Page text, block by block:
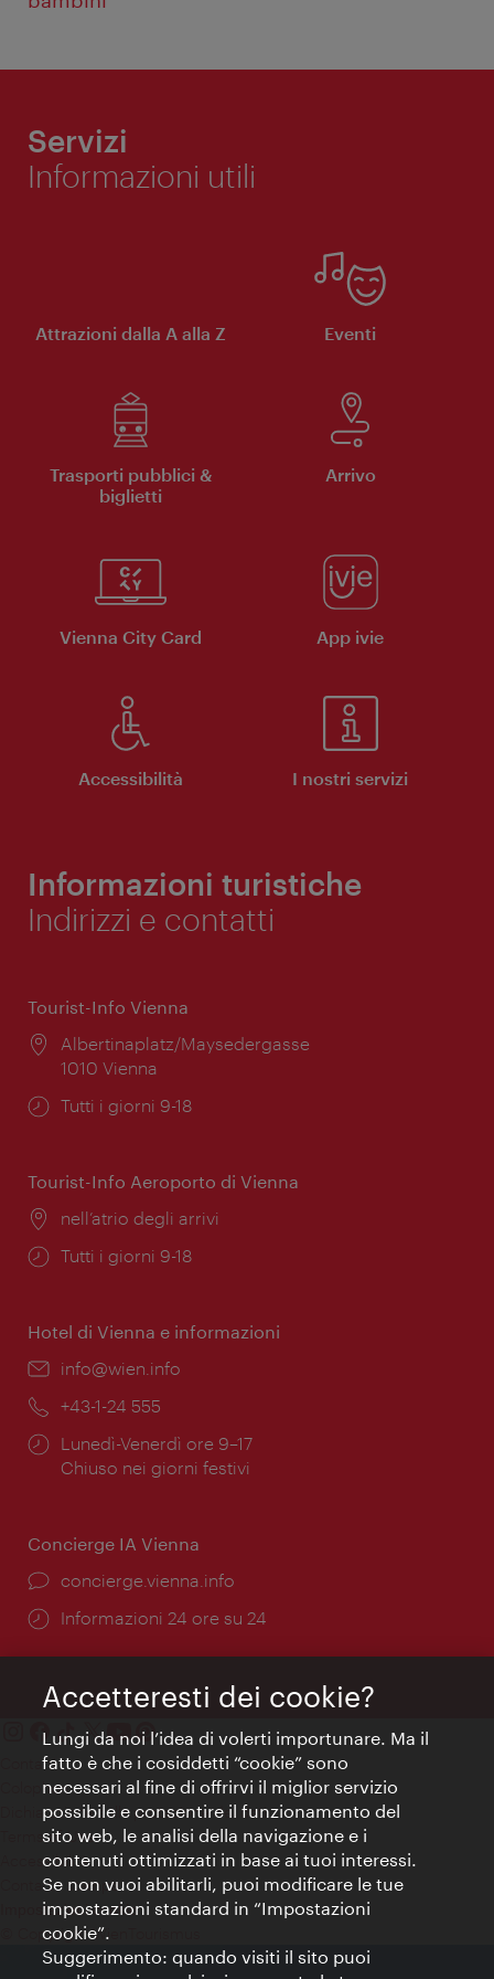
Servizi
Informazioni utili
Attrazioni dalla A alla Z Eventi
Trasporti pubblici &
biglietti
Arrivo
Vienna City Card App ivie
Accessibilità I nostri servizi
Informazioni turistiche
Indirizzi e contatti
Tourist-Info Vienna
Posizione:
Albertinaplatz/Maysedergasse
1010 Vienna
Orari
Tutti i giorni 9-18
Tourist-Info Aeroporto di Vienna
Posizione:
nell’atrio degli arrivi
Orari
Tutti i giorni 9-18
Hotel di Vienna e informazioni
Email:
info@wien.info
Telefono:
+43-1-24 555
Orari
di
Lunedì-Venerdì ore 9–17
Chiuso nei giorni festivi
Concierge IA Vienna
Ort:
concierge.vienna.info
Öffnungszeiten:
Informazioni 24 ore su 24
Contatti
Colophon
Dichiarazione sulla protezione dei dati
Terms of Use
Accessibilità
Contatto stampa
Impostazioni cookie
© Copyright WienTourismus
Accetteresti dei cookie?
Lungi da noi l’idea di volerti importunare. Ma il
fatto è che i cosiddetti “cookie” sono
necessari al fine di offrirvi il miglior servizio
possibile e consentire il funzionamento del
sito web, le analisi della navigazione e i
contenuti ottimizzati in base ai tuoi interessi.
Se non vuoi abilitarli, puoi modificare le tue
impostazioni standard in “Impostazioni
cookie”.
Suggerimento: quando visiti il sito puoi